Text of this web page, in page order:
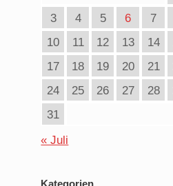
3
4 5 6 7
10
11 12 13 14
17
18 19 20 21
24
25 26 27 28
31
« Juli
Kategorien